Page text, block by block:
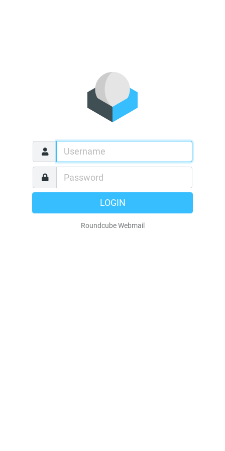
LOGIN
Roundcube Webmail